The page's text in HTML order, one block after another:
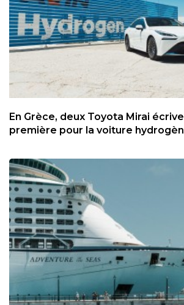
En Grèce, deux Toyota Mirai
première pour la voiture